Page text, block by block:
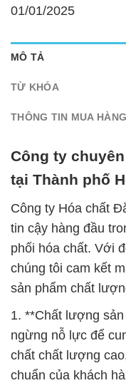
01/01/2025
MÔ TẢ
TỪ KHÓA
THÔNG TIN MUA HÀNG
Công ty
tại Thành phố
Công ty Hóa chất
tin cậy hàng đầu
phối hóa chất. Với
chúng tôi cam kết
sản phẩm chất
1. **Chất lượng
ngừng nỗ lực để
chất chất lượng
chuẩn của khách